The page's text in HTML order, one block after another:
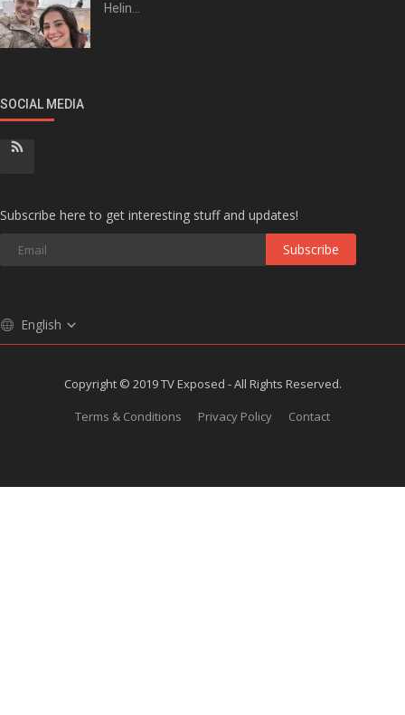
Helin...
SOCIAL MEDIA
Subscribe here to get interesting stuff and updates!
Subscribe
English
Copyright © 2019 TV Exposed - All Rights Reserved.
Terms & Conditions
Privacy Policy Contact